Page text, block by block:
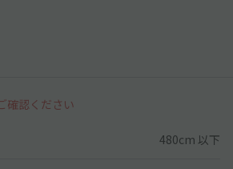
確認ください
480cm 以下